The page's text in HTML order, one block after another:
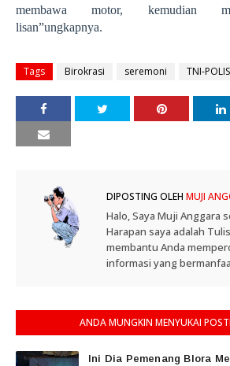
membawa motor, kemudian
lisan”ungkapnya.
Tags Birokrasi seremoni TNI-
DIPOSTING OLEH MUJI
Halo, Saya Muji Anggara
Harapan saya adalah
membantu Anda
informasi yang
ANDA MUNGKIN MENYUKAI
Ini Dia Pemenang Blora